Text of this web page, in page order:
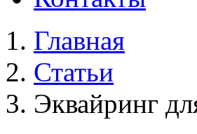
Главная
Статьи
Эквайринг